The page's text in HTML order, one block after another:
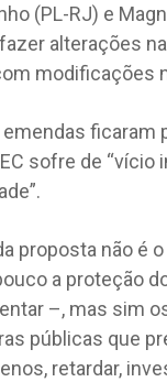
(PL-RJ) e
alterações
modificações
emendas ficaram
sofre de “vício
proposta não é
a proteção
–, mas sim
públicas que
retardar,